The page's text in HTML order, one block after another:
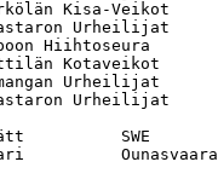
Kisa-Veikot
Urheilijat
Hiihtoseura
Kotaveikot
Urheilijat
Urheilijat
SWE